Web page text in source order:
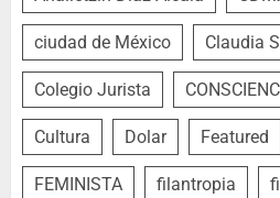
ciudad de México Claudia
Colegio Jurista
Cultura Dolar Featured
FEMINISTA filantropia